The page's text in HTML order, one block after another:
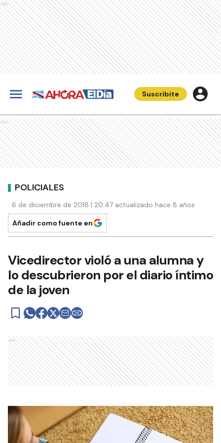
Ads
Suscribite
Ads
POLICIALES
6 de diciembre de 2018 | 20:47 actualizado hace 8 años
Añadir como fuente en
Vicedirector violó a una alumna y
lo descubrieron por el diario íntimo
de la joven
Ads